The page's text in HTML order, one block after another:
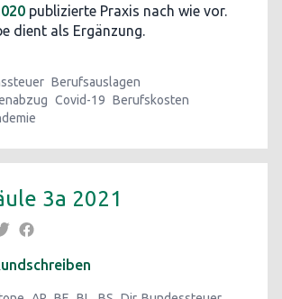
publizierte Praxis nach wie vor.
dient als Ergänzung.
Berufsauslagen
Covid-19 Berufskosten
3a 2021